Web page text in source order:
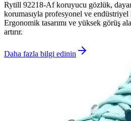
Rytill 92218-Af koruyucu gözlük,
korumasıyla profesyonel ve
Ergonomik tasarımı ve yüksek görüş
artırır.
Daha fazla bilgi edinin